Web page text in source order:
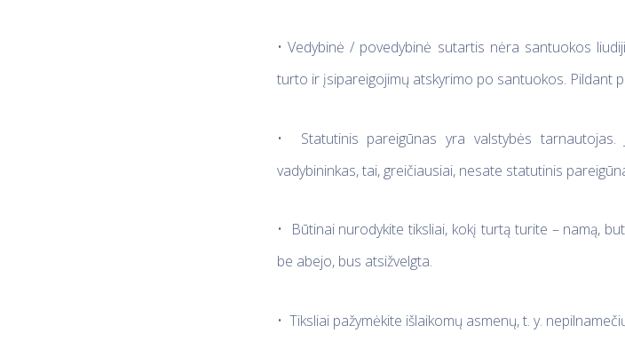
•Vedybinė / povedybinė sutartis nėra santuokos
turto ir įsipareigojimų atskyrimo po santuokos. Pildant
•
Statutinis pareigūnas yra valstybės
vadybininkas, tai, greičiausiai, nesate statutinis
•
Būtinai nurodykite tiksliai, kokį turtą turite – namą,
be abejo, bus atsižvelgta.
• Tiksliai pažymėkite išlaikomų asmenų, t. y.